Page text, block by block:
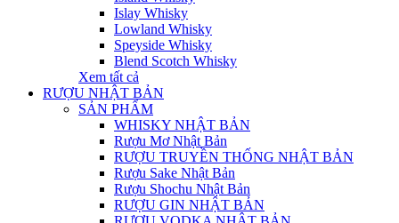
Islay Whisky
Lowland Whisky
Speyside Whisky
Blend Scotch Whisky
Xem tất cả
RƯỢU NHẬT BẢN
SẢN PHẨM
WHISKY NHẬT BẢN
Rượu Mơ Nhật Bản
RƯỢU TRUYỀN THỐNG NHẬT BẢN
Rượu Sake Nhật Bản
Rượu Shochu Nhật Bản
RƯỢU GIN NHẬT BẢN